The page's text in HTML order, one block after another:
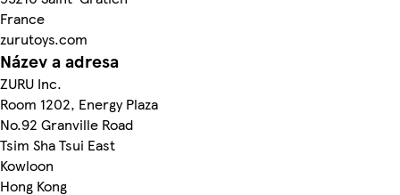
France
zurutoys.com
Název a adresa
ZURU Inc.
Room 1202, Energy Plaza
No.92 Granville Road
Tsim Sha Tsui East
Kowloon
Hong Kong